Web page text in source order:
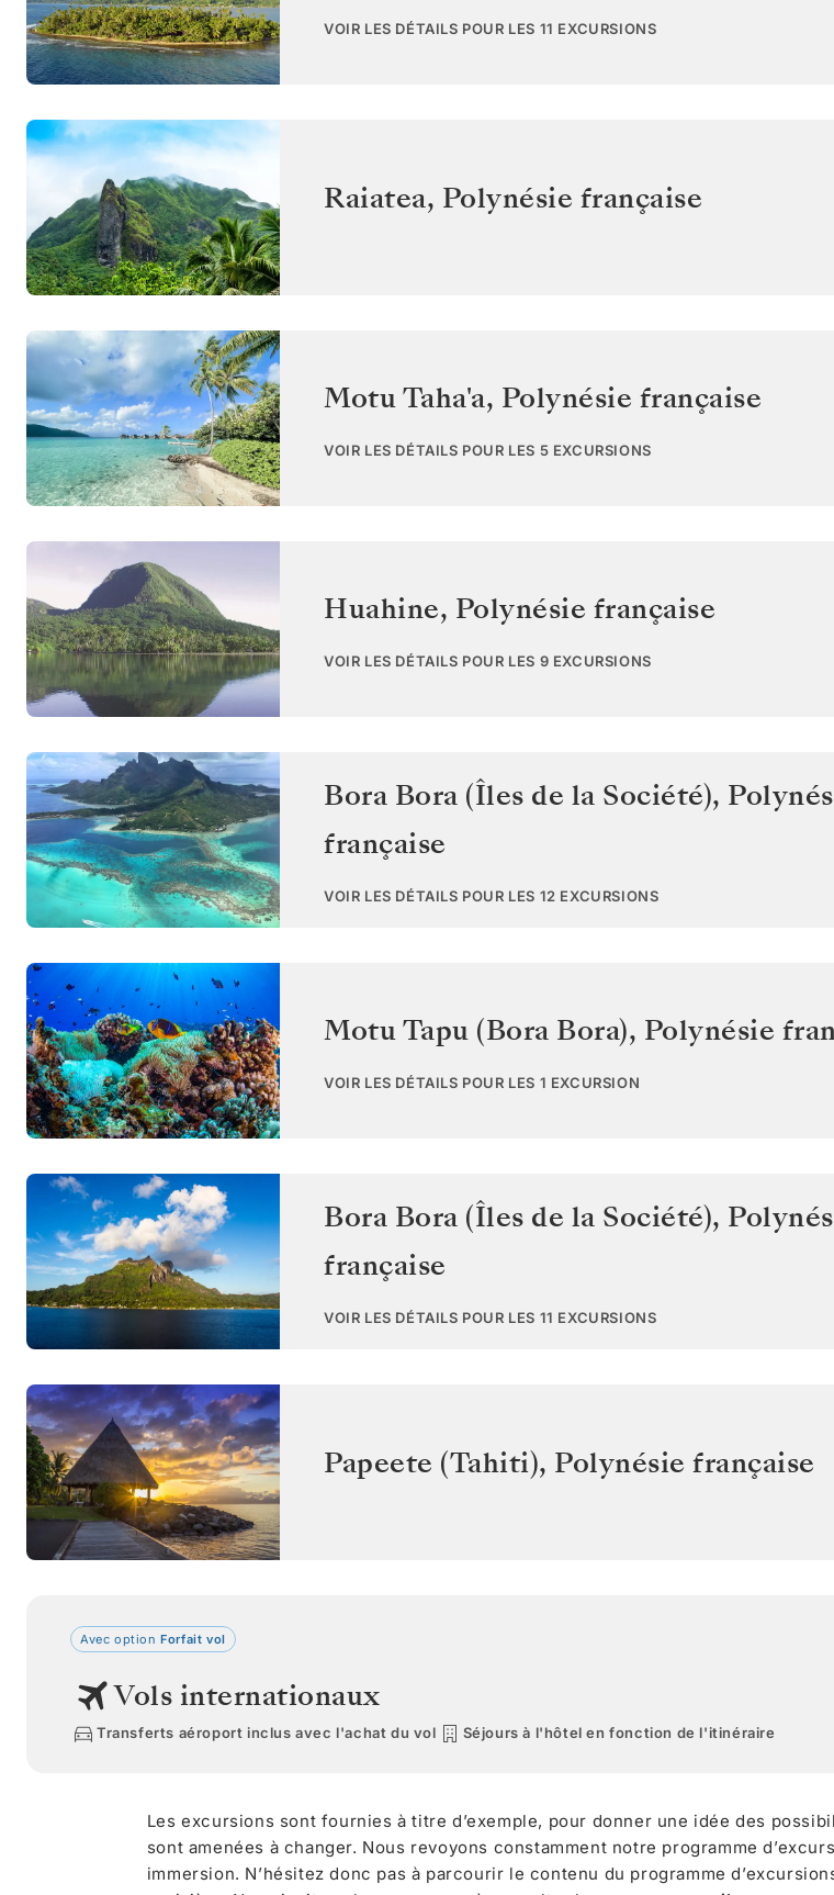
VOIR LES DÉTAILS POUR LES 11 EXCURSIONS
Raiatea, Polynésie française
Motu Taha'a, Polynésie française
VOIR LES DÉTAILS POUR LES 5 EXCURSIONS
Huahine, Polynésie française
VOIR LES DÉTAILS POUR LES 9 EXCURSIONS
Bora Bora (Îles de la Société),
française
VOIR LES DÉTAILS POUR LES 12 EXCURSIONS
Motu Tapu (Bora Bora), Polynésie
VOIR LES DÉTAILS POUR LES 1 EXCURSION
Bora Bora (Îles de la Société),
française
VOIR LES DÉTAILS POUR LES 11 EXCURSIONS
Papeete (Tahiti), Polynésie française
Avec option Forfait vol
Vols internationaux
Transferts aéroport inclus avec l'achat du vol Séjours à l'hôtel en fonction de l'itinéraire
Les excursions sont fournies à titre d’exemple, pour donner une idée des
sont amenées à changer. Nous revoyons constamment notre programme
immersion. N’hésitez donc pas à parcourir le contenu du programme